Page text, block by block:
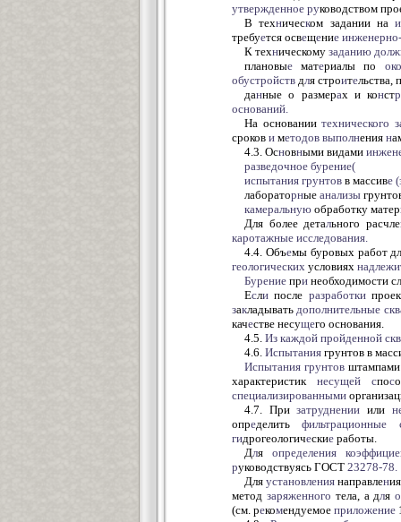
утвержденное руководством
В техническом задании на
требуется освещение
К техническому заданию
плановые материалы по
обустройств для строительства,
данные о размерах и констр
оснований.
На основании технического
сроков и методов выполнения н
4.3. Основными видами
разведочное бурение(
испытания грунтов в массиве
лабораторные анализы
камеральную обработку матер
Для более детального расчле
каротажные исследования.
4.4. Объемы буровых работ
геологических условиях
Бурение при необходимости
Если после разработки
закладывать дополнительные
качестве несущего основания.
4.5. Из каждой пройденной
4.6. Испытания грунтов в
Испытания грунтов штампами
характеристик несущей спос
специализированными
4.7. Призатруднении или
определитьфильтрационные
гидрогеологические работы.
Дляопределения
руководствуясь ГОСТ 23278-78.
Дляустановления направлен
метод заряженного тела, а для
(см. рекомендуемое приложение